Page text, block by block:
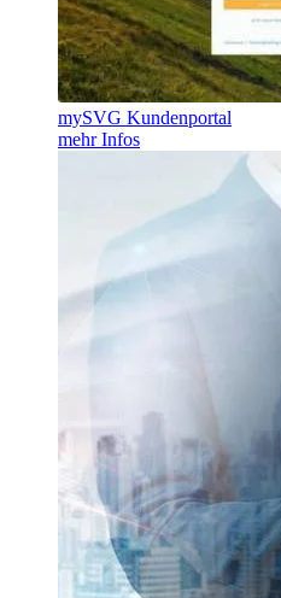
mySVG Kundenportal
mehr Infos